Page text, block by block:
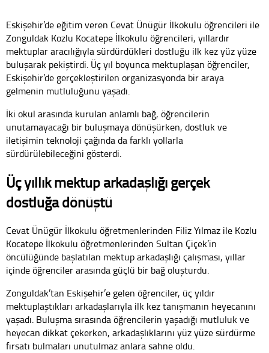
Eskişehir’de eğitim veren Cevat Ünügür İlkokulu öğrencileri ile
Zonguldak Kozlu Kocatepe İlkokulu öğrencileri, yıllardır
mektuplar aracılığıyla sürdürdükleri dostluğu ilk kez yüz yüze
buluşarak pekiştirdi. Üç yıl boyunca mektuplaşan öğrenciler,
Eskişehir’de gerçekleştirilen organizasyonda bir araya
gelmenin mutluluğunu yaşadı.
İki okul arasında kurulan anlamlı bağ, öğrencilerin
unutamayacağı bir buluşmaya dönüşürken, dostluk ve
iletişimin teknoloji çağında da farklı yollarla
sürdürülebileceğini gösterdi.
Üç yıllık mektup arkadaşlığı gerçek
dostluğa dönüştü
Cevat Ünügür İlkokulu öğretmenlerinden Filiz Yılmaz ile Kozlu
Kocatepe İlkokulu öğretmenlerinden Sultan Çiçek’in
öncülüğünde başlatılan mektup arkadaşlığı çalışması, yıllar
içinde öğrenciler arasında güçlü bir bağ oluşturdu.
Zonguldak’tan Eskişehir’e gelen öğrenciler, üç yıldır
mektuplaştıkları arkadaşlarıyla ilk kez tanışmanın heyecanını
yaşadı. Buluşma sırasında öğrencilerin yaşadığı mutluluk ve
heyecan dikkat çekerken, arkadaşlıklarını yüz yüze sürdürme
fırsatı bulmaları unutulmaz anlara sahne oldu.